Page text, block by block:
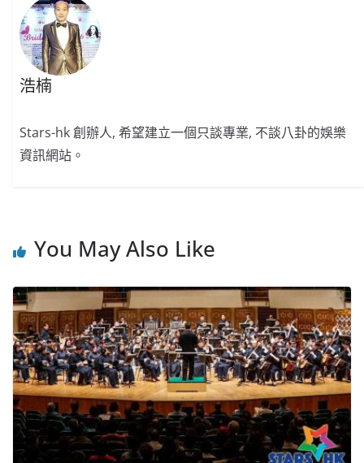
浩楠
Stars-hk 創辦人, 希望建立一個只談專業, 不談八卦的娛樂
資訊網站。
You May Also Like